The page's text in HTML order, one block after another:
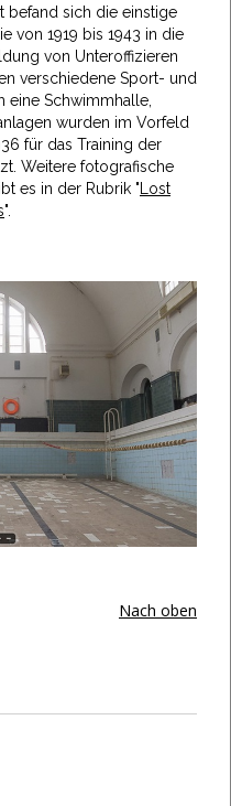
befand sich die einstige
von 1919 bis 1943 in die
von Unteroffizieren
verschiedene Sport- und
eine Schwimmhalle,
wurden im Vorfeld
für das Training der
Weitere fotografische
es in der Rubrik " Lost
".
Nach oben